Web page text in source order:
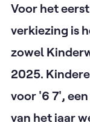
Voor het
verkiezing is
zowel
2025.
voor '6 7',
van het jaar